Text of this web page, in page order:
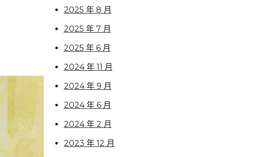
2025 年 8 月
2025 年 7 月
2025 年 6 月
2024 年 11 月
2024 年 9 月
2024 年 6 月
2024 年 2 月
2023 年 12 月